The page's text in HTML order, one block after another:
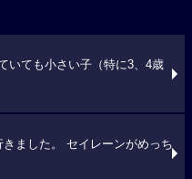
いても小さい子（特に3、4歳
ました。 セイレーンがめっち